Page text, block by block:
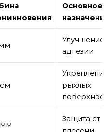
Основное
назначение
Улучшение
адгезии
Укрепление
рыхлых
Защита от